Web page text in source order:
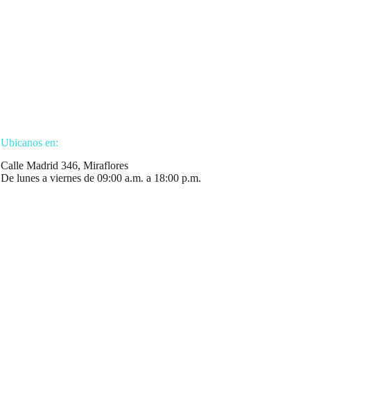
Ubicanos en:
Calle Madrid 346, Miraflores
De lunes a viernes de 09:00 a.m. a 18:00 p.m.